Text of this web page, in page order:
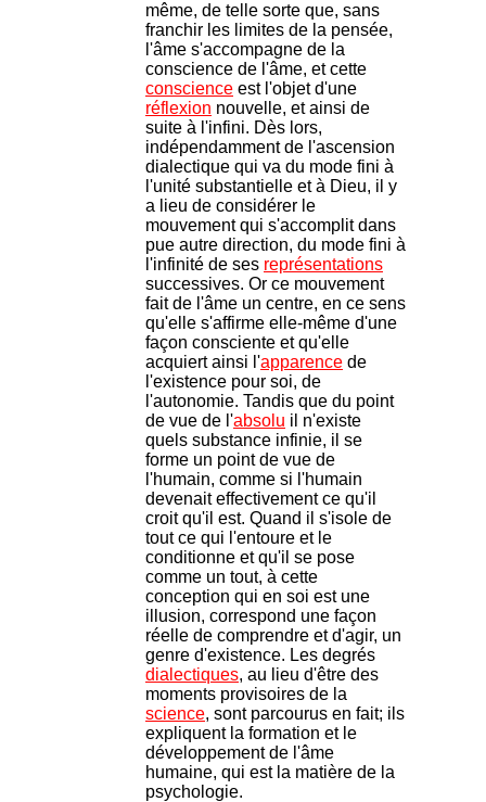
même, de telle sorte que, sans
franchir les limites de la pensée,
l'âme s'accompagne de la
conscience de l'âme, et cette
conscience est l'objet d'une
réflexion nouvelle, et ainsi de
suite à l'infini. Dès lors,
indépendamment de l'ascension
dialectique qui va du mode fini à
l'unité substantielle et à Dieu, il y
a lieu de considérer le
mouvement qui s'accomplit dans
pue autre direction, du mode fini à
l'infinité de ses représentations
successives. Or ce mouvement
fait de l'âme un centre, en ce sens
qu'elle s'affirme elle-même d'une
façon consciente et qu'elle
acquiert ainsi l'apparence de
l'existence pour soi, de
l'autonomie. Tandis que du point
de vue de l'absolu il n'existe
quels substance infinie, il se
forme un point de vue de
l'humain, comme si l'humain
devenait effectivement ce qu'il
croit qu'il est. Quand il s'isole de
tout ce qui l'entoure et le
conditionne et qu'il se pose
comme un tout, à cette
conception qui en soi est une
illusion, correspond une façon
réelle de comprendre et d'agir, un
genre d'existence. Les degrés
dialectiques, au lieu d'être des
moments provisoires de la
science, sont parcourus en fait; ils
expliquent la formation et le
développement de l'âme
humaine, qui est la matière de la
psychologie.